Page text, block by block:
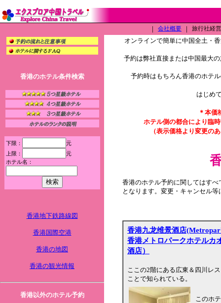
｜ 会社概要 ｜ 旅行社経
香港のホテル条件検索
下限：
元
上限：
元
ホテル名：
香港地下鉄路線図
香港国際空港
香港の地図
香港の観光情報
香港以外のホテル予約
オンラインで簡単に中国全土・
予約は弊社直接または中国最大
予約時はもちろん香港のホテ
はじめ
＊本価
ホテル側の都合により臨
（表示価格より変更の
香港のホテル予約に関してはす
となります。変更・キャンセル
香港九龙维景酒店
香港メトロパークホテルカ
酒店）
ここの2階にある広東＆四川レ
ことで知られている。
このホ